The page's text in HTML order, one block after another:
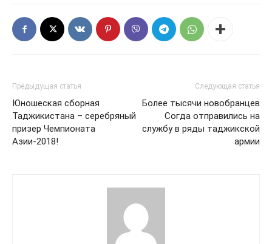
Предыдущая статья
Юношеская сборная
Таджикистана – серебряный
призер Чемпионата
Азии-2018!
Следующая статья
Более тысячи новобранцев
Согда отправились на
службу в ряды таджикской
армии